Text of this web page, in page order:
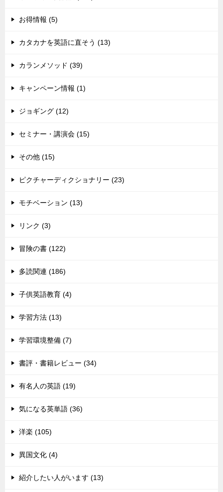
お得情報 (5)
カタカナを英語に直そう (13)
カランメソッド (39)
キャンペーン情報 (1)
ジョギング (12)
セミナー・講演会 (15)
その他 (15)
ピクチャーディクショナリー (23)
モチベーション (13)
リンク (3)
冒険の書 (122)
多読関連 (186)
子供英語教育 (4)
学習方法 (13)
学習環境整備 (7)
書評・書籍レビュー (34)
有名人の英語 (19)
気になる英単語 (36)
洋楽 (105)
異国文化 (4)
紹介したい人がいます (13)